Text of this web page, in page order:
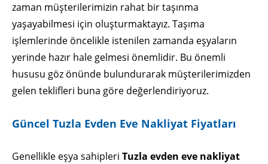
zaman müşterilerimizin rahat bir taşınma
yaşayabilmesi için oluşturmaktayız. Taşıma
işlemlerinde öncelikle istenilen zamanda eşyaların
yerinde hazır hale gelmesi önemlidir. Bu önemli
hususu göz önünde bulundurarak müşterilerimizden
gelen teklifleri buna göre değerlendiriyoruz.
Güncel Tuzla Evden Eve Nakliyat Fiyatları
Genellikle eşya sahipleri Tuzla evden eve nakliyat